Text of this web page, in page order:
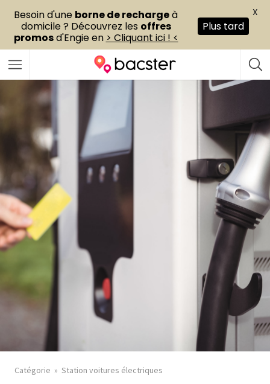
Catégorie Station voitures électriques
Besoin d'une borne de rechargeà
domicile ? Découvrez les offres
promosd'Engie en > Cliquant ici ! <
Plus tard
X